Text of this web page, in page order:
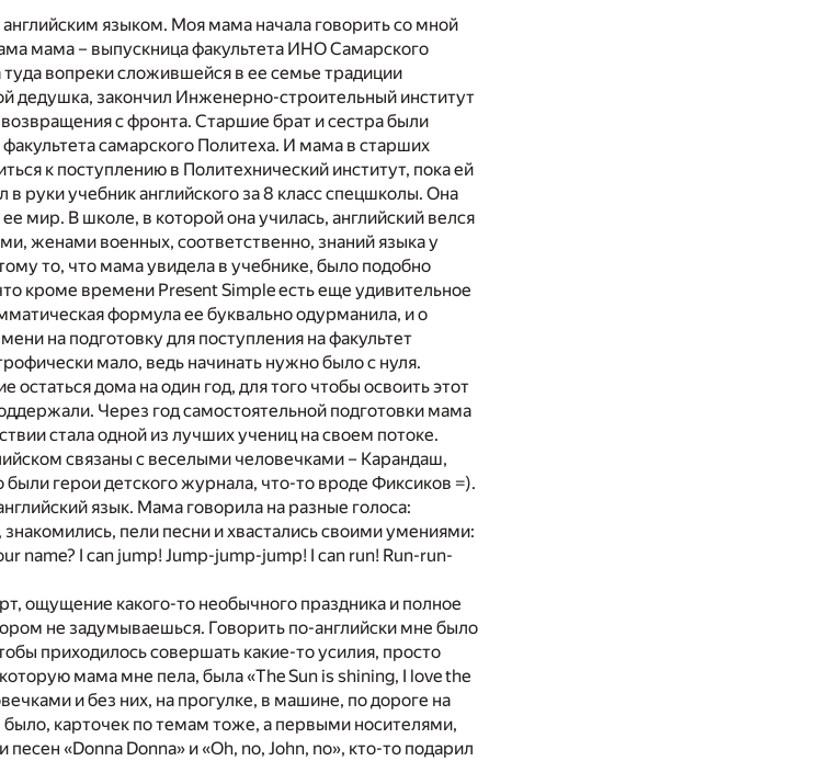
языком. Моя мама начала говорить со мной
мама – выпускница факультета ИНО Самарского
туда вопреки сложившейся в ее семье традиции
дедушка, закончил Инженерно-строительный институт
с фронта. Старшие брат и сестра были
самарского Политеха. И мама в старших
к поступлению в Политехнический институт, пока ей
руки учебник английского за 8 класс спецшколы. Она
мир. В школе, в которой она училась, английский велся
женами военных, соответственно, знаний языка у
то, что мама увидела в учебнике, было подобно
кроме времени Present Simple есть еще удивительное
формула ее буквально одурманила, и о
на подготовку для поступления на факультет
мало, ведь начинать нужно было с нуля.
дома на один год, для того чтобы освоить этот
Через год самостоятельной подготовки мама
стала одной из лучших учениц на своем потоке.
связаны с веселыми человечками – Карандаш,
герои детского журнала, что-то вроде Фиксиков =).
язык. Мама говорила на разные голоса:
пели песни и хвастались своими умениями:
name? I can jump! Jump-jump-jump! I can run! Run-run-
ощущение какого-то необычного праздника и полное
не задумываешься. Говорить по-английски мне было
приходилось совершать какие-то усилия, просто
мама мне пела, была «The Sun is shining, I love the
и без них, на прогулке, в машине, по дороге на
было, карточек по темам тоже, а первыми носителями,
«Donna Donna» и «Oh, no, John, no», кто-то подарил